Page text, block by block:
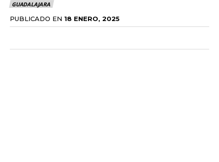
GUADALAJARA
PUBLICADO EN 18 ENERO, 2025